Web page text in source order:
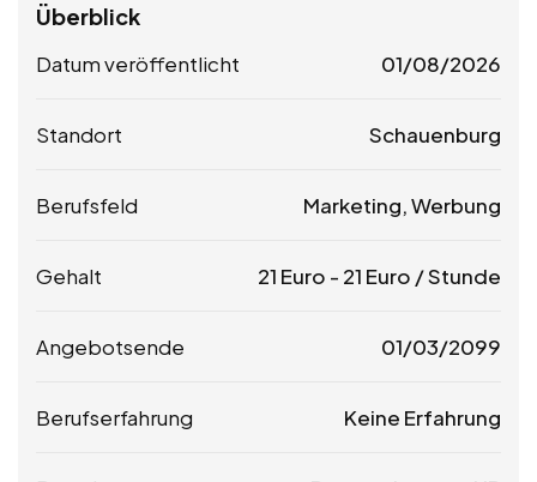
Überblick
Datum veröffentlicht 01/08/2026
Standort Schauenburg
Berufsfeld Marketing, Werbung
Gehalt 21 Euro - 21 Euro / Stunde
Angebotsende 01/03/2099
Berufserfahrung Keine Erfahrung